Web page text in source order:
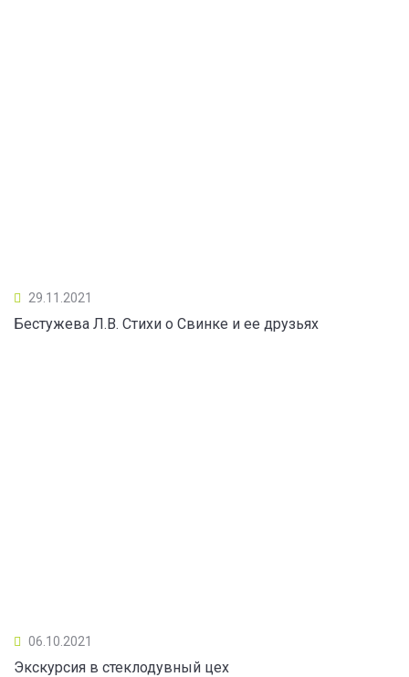
29.11.2021
Бестужева Л.В. Стихи о Свинке и ее друзьях
06.10.2021
Экскурсия в стеклодувный цех